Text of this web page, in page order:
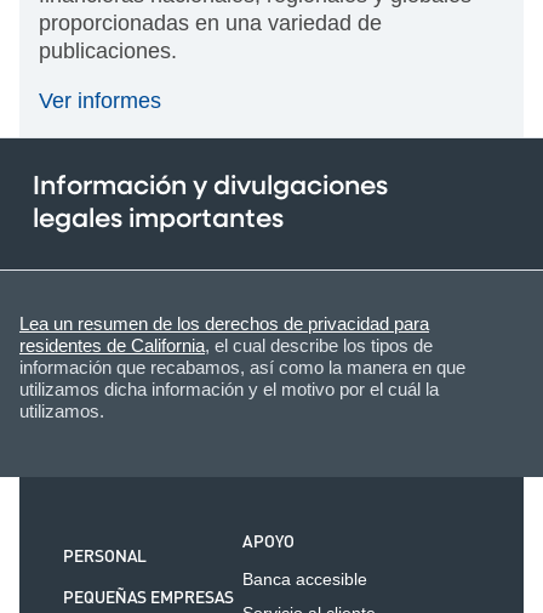
proporcionadas en una variedad de
publicaciones.
Ver informes
Información y divulgaciones
legales importantes
Lea un resumen de los derechos de privacidad para
residentes de California, el cual describe los tipos de
información que recabamos, así como la manera en que
utilizamos dicha información y el motivo por el cuál la
utilizamos.
PERSONAL
PEQUEÑAS EMPRESAS
APOYO
Banca accesible